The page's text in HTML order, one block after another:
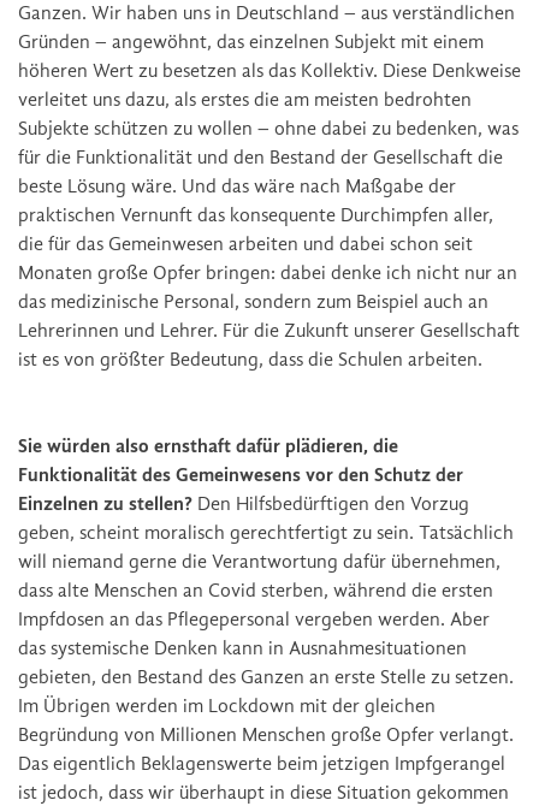
Ganzen. Wir haben uns in Deutschland – aus verständlichen
Gründen – angewöhnt, das einzelnen Subjekt mit einem
höheren Wert zu besetzen als das Kollektiv. Diese Denkweise
verleitet uns dazu, als erstes die am meisten bedrohten
Subjekte schützen zu wollen – ohne dabei zu bedenken, was
für die Funktionalität und den Bestand der Gesellschaft die
beste Lösung wäre. Und das wäre nach Maßgabe der
praktischen Vernunft das konsequente Durchimpfen aller,
die für das Gemeinwesen arbeiten und dabei schon seit
Monaten große Opfer bringen: dabei denke ich nicht nur an
das medizinische Personal, sondern zum Beispiel auch an
Lehrerinnen und Lehrer. Für die Zukunft unserer Gesellschaft
ist es von größter Bedeutung, dass die Schulen arbeiten.
Sie würden also ernsthaft dafür plädieren, die
Funktionalität des Gemeinwesens vor den Schutz der
Einzelnen zu stellen? Den Hilfsbedürftigen den Vorzug
geben, scheint moralisch gerechtfertigt zu sein. Tatsächlich
will niemand gerne die Verantwortung dafür übernehmen,
dass alte Menschen an Covid sterben, während die ersten
Impfdosen an das Pflegepersonal vergeben werden. Aber
das systemische Denken kann in Ausnahmesituationen
gebieten, den Bestand des Ganzen an erste Stelle zu setzen.
Im Übrigen werden im Lockdown mit der gleichen
Begründung von Millionen Menschen große Opfer verlangt.
Das eigentlich Beklagenswerte beim jetzigen Impfgerangel
ist jedoch, dass wir überhaupt in diese Situation gekommen